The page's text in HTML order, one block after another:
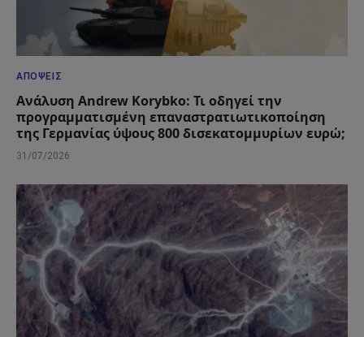
ΑΠΌΨΕΙΣ
Ανάλυση Andrew Korybko: Τι οδηγεί την
προγραμματισμένη επαναστρατιωτικοποίηση
της Γερμανίας ύψους 800 δισεκατομμυρίων ευρώ;
31/07/2026